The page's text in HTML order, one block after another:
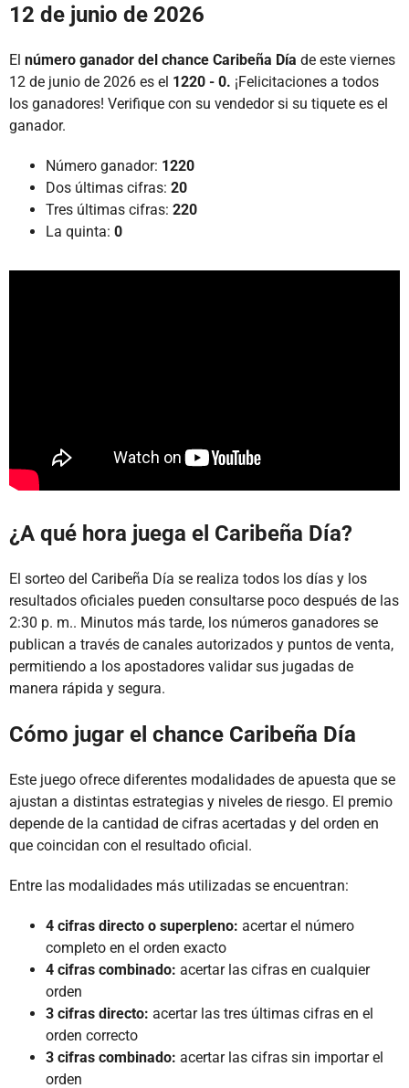
12 de junio de 2026
El número ganador del chance Caribeña Día de este viernes
12 de junio de 2026 es el 1220 - 0. ¡Felicitaciones a todos
los ganadores! Verifique con su vendedor si su tiquete es el
ganador.
Número ganador: 1220
Dos últimas cifras: 20
Tres últimas cifras: 220
La quinta: 0
¿A qué hora juega el Caribeña Día?
El sorteo del Caribeña Día se realiza todos los días y los
resultados oficiales pueden consultarse poco después de las
2:30 p. m.. Minutos más tarde, los números ganadores se
publican a través de canales autorizados y puntos de venta,
permitiendo a los apostadores validar sus jugadas de
manera rápida y segura.
Cómo jugar el chance Caribeña Día
Este juego ofrece diferentes modalidades de apuesta que se
ajustan a distintas estrategias y niveles de riesgo. El premio
depende de la cantidad de cifras acertadas y del orden en
que coincidan con el resultado oficial.
Entre las modalidades más utilizadas se encuentran:
4 cifras directo o superpleno: acertar el número
completo en el orden exacto
4 cifras combinado: acertar las cifras en cualquier
orden
3 cifras directo: acertar las tres últimas cifras en el
orden correcto
3 cifras combinado: acertar las cifras sin importar el
orden